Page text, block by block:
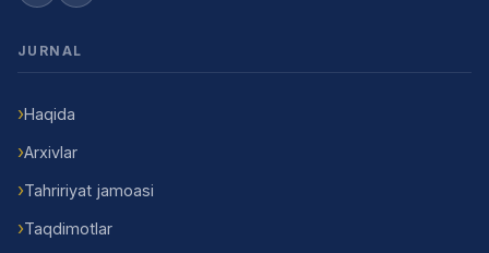
JURNAL
Haqida
Arxivlar
Tahririyat jamoasi
Taqdimotlar